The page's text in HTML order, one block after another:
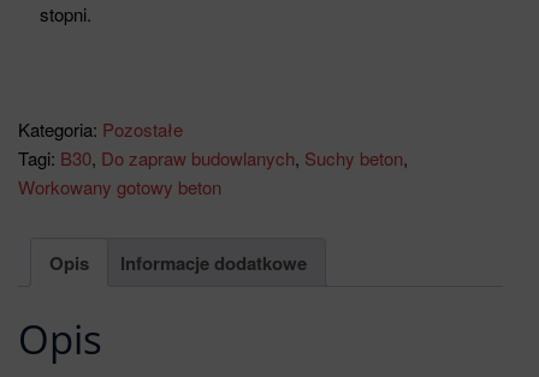
stopni.
Kategoria: Pozostałe
Tagi: B30, Do zapraw budowlanych, Suchy beton,
Workowany gotowy beton
Opis Informacje dodatkowe
Opis